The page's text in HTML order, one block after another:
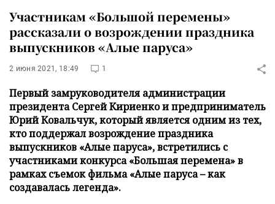
Участникам «Большой перемены»
рассказали о возрождении праздника
выпускников «Алые паруса»
2 июня 2021, 18:49 1
Первый замруководителя администрации
президента Сергей Кириенко и предприниматель
Юрий Ковальчук, который является одним из тех,
кто поддержал возрождение праздника
выпускников «Алые паруса», встретились с
участниками конкурса «Большая перемена» в
рамках съемок фильма «Алые паруса – как
создавалась легенда».